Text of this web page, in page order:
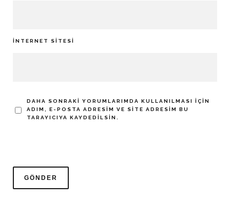
İNTERNET SITESI
DAHA SONRAKI YORUMLARIMDA KULLANILMASI IÇIN
ADIM, E-POSTA ADRESIM VE SITE ADRESIM BU
TARAYICIYA KAYDEDILSIN.